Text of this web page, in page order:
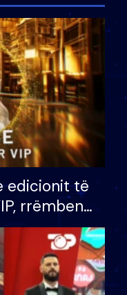
edicionit të
rrëmben
mijë eurosh